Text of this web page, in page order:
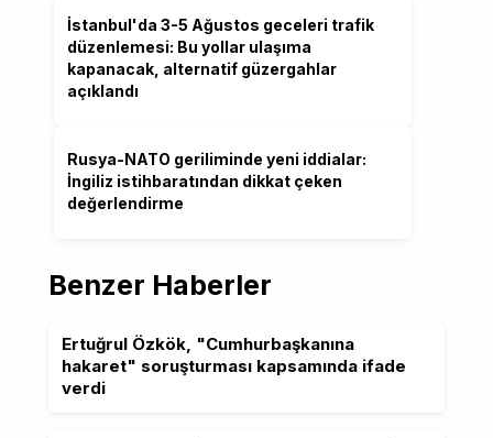
İstanbul'da 3-5 Ağustos geceleri trafik
düzenlemesi: Bu yollar ulaşıma
kapanacak, alternatif güzergahlar
açıklandı
Rusya-NATO geriliminde yeni iddialar:
İngiliz istihbaratından dikkat çeken
değerlendirme
Benzer Haberler
Ertuğrul Özkök, "Cumhurbaşkanına
hakaret" soruşturması kapsamında ifade
verdi